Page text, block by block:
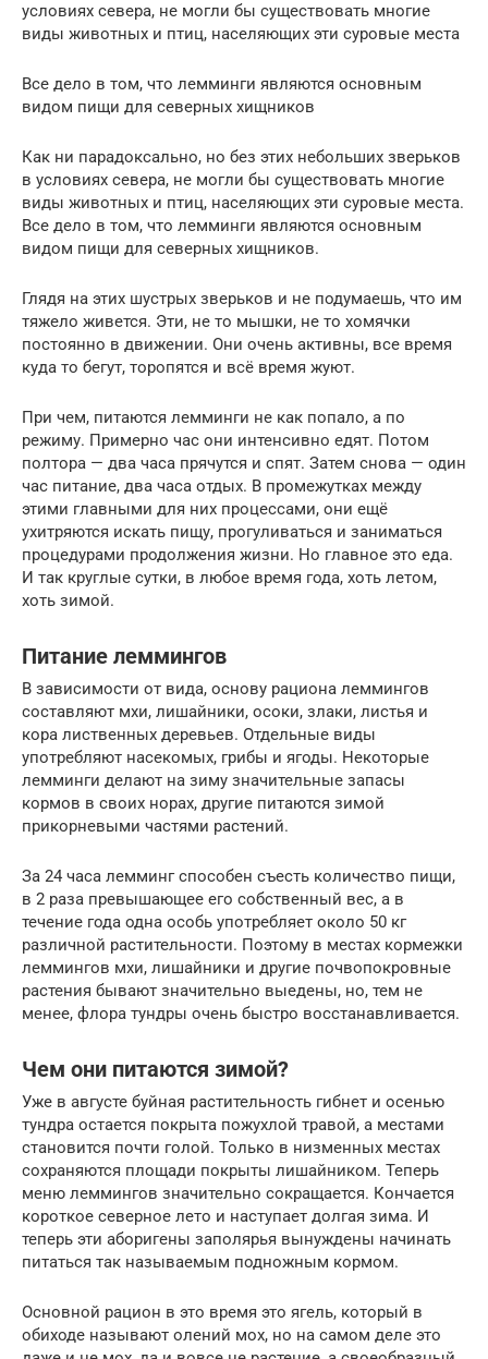
условиях севера, не могли бы существовать многие
виды животных и птиц, населяющих эти суровые места
Все дело в том, что лемминги являются основным
видом пищи для северных хищников
Как ни парадоксально, но без этих небольших зверьков
в условиях севера, не могли бы существовать многие
виды животных и птиц, населяющих эти суровые места.
Все дело в том, что лемминги являются основным
видом пищи для северных хищников.
Глядя на этих шустрых зверьков и не подумаешь, что им
тяжело живется. Эти, не то мышки, не то хомячки
постоянно в движении. Они очень активны, все время
куда то бегут, торопятся и всё время жуют.
При чем, питаются лемминги не как попало, а по
режиму. Примерно час они интенсивно едят. Потом
полтора — два часа прячутся и спят. Затем снова — один
час питание, два часа отдых. В промежутках между
этими главными для них процессами, они ещё
ухитряются искать пищу, прогуливаться и заниматься
процедурами продолжения жизни. Но главное это еда.
И так круглые сутки, в любое время года, хоть летом,
хоть зимой.
Питание леммингов
В зависимости от вида, основу рациона леммингов
составляют мхи, лишайники, осоки, злаки, листья и
кора лиственных деревьев. Отдельные виды
употребляют насекомых, грибы и ягоды. Некоторые
лемминги делают на зиму значительные запасы
кормов в своих норах, другие питаются зимой
прикорневыми частями растений.
За 24 часа лемминг способен съесть количество пищи,
в 2 раза превышающее его собственный вес, а в
течение года одна особь употребляет около 50 кг
различной растительности. Поэтому в местах кормежки
леммингов мхи, лишайники и другие почвопокровные
растения бывают значительно выедены, но, тем не
менее, флора тундры очень быстро восстанавливается.
Чем они питаются зимой?
Уже в августе буйная растительность гибнет и осенью
тундра остается покрыта пожухлой травой, а местами
становится почти голой. Только в низменных местах
сохраняются площади покрыты лишайником. Теперь
меню леммингов значительно сокращается. Кончается
короткое северное лето и наступает долгая зима. И
теперь эти аборигены заполярья вынуждены начинать
питаться так называемым подножным кормом.
Основной рацион в это время это ягель, который в
обиходе называют олений мох, но на самом деле это